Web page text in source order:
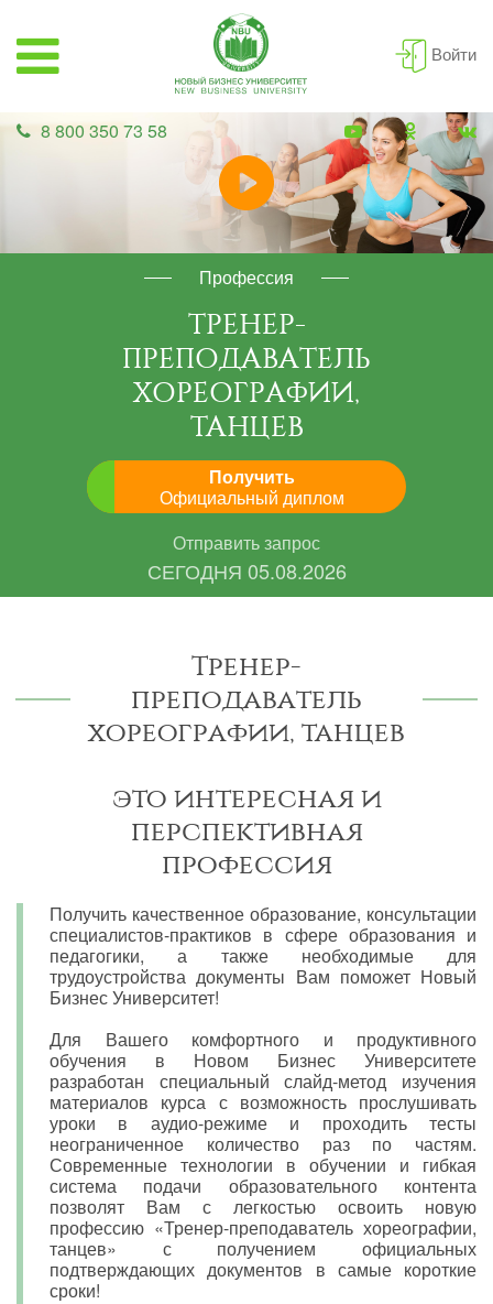
Войти
8 800 350 73 58
Профессия
ТРЕНЕР-
ПРЕПОДАВАТЕЛЬ
ХОРЕОГРАФИИ,
ТАНЦЕВ
Получить
Официальный диплом
Отправить запрос
СЕГОДНЯ 05.08.2026
Тренер-
преподаватель
хореографии, танцев
это интересная и
перспективная
профессия
Получить качественное образование, консультации
специалистов-практиков в сфере образования и
педагогики, а также необходимые для
трудоустройства документы Вам поможет Новый
Бизнес Университет!
Для Вашего комфортного и продуктивного
обучения в Новом Бизнес Университете
разработан специальный слайд-метод изучения
материалов курса с возможность прослушивать
уроки в аудио-режиме и проходить тесты
неограниченное количество раз по частям.
Современные технологии в обучении и гибкая
система подачи образовательного контента
позволят Вам с легкостью освоить новую
профессию «Тренер-преподаватель хореографии,
танцев» с получением официальных
подтверждающих документов в самые короткие
сроки!